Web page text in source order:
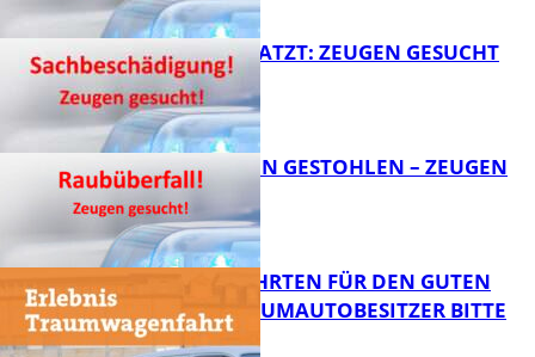
AUTO ZERKRATZT: ZEUGEN GESUCHT
FB News
TEURE KETTEN GESTOHLEN – ZEUGEN
GESUCHT!
SPENDENFAHRTEN FÜR DEN GUTEN
ZWECK – TRAUMAUTOBESITZER BITTE
MELDEN!